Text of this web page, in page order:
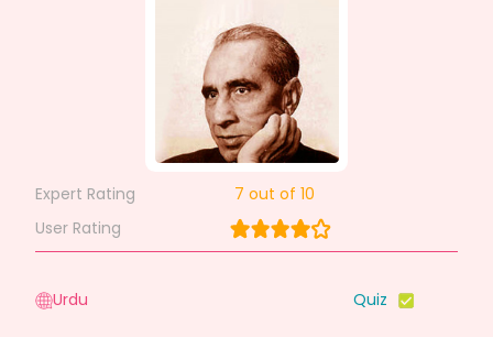
Expert Rating 7 out of 10
User Rating
Urdu Quiz